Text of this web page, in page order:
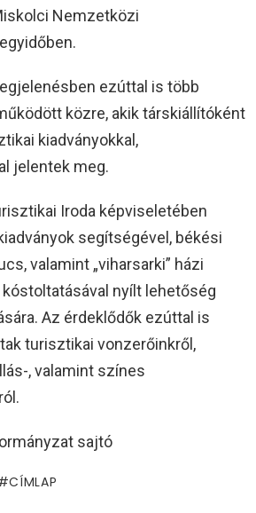
Nemzetközi
ezúttal is több
közre, akik társkiállítóként
kiadványokkal,
jelentek meg.
Iroda képviseletében
segítségével, békési
valamint „viharsarki” házi
nyílt lehetőség
Az érdeklődők ezúttal is
turisztikai vonzerőinkről,
, valamint színes
sajtó
CÍMLAP